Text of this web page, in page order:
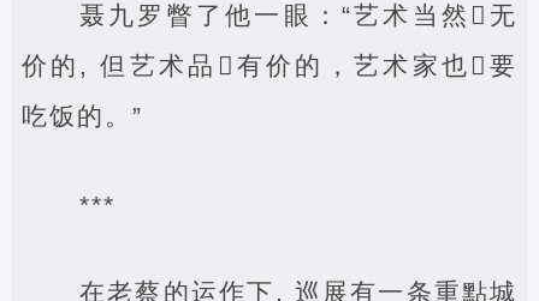
聂九罗瞥了他一眼：“艺术当然‌无
价的, 但艺术品‌有价的，艺术家也‌要
吃饭的。”
***
在老蔡的运作下, 巡展有一条重點城